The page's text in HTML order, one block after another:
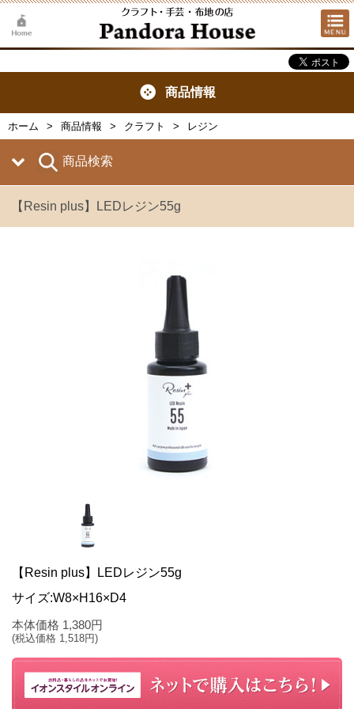
商品情報
ホーム 商品情報 クラフト レジン
商品検索
【Resin plus】LEDレジン55g
【Resin plus】LEDレジン55g
サイズ:W8×H16×D4
本体価格 1,380円
(税込価格 1,518円)